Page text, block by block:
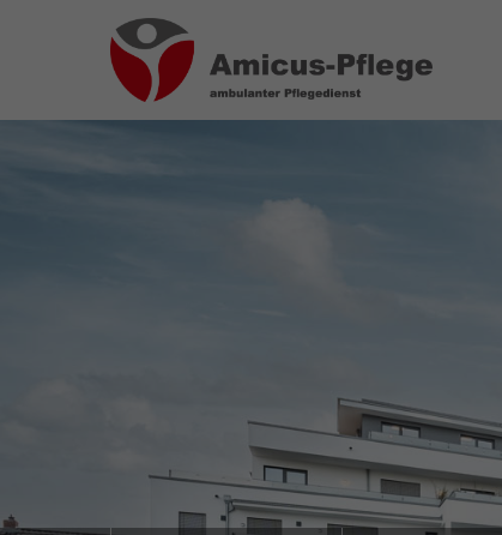
Login
Lost your password?